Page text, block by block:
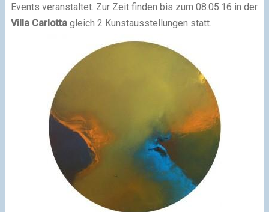
Events veranstaltet. Zur Zeit finden bis zum 08.05.16 in der
Villa Carlottagleich 2 Kunstausstellungen statt.